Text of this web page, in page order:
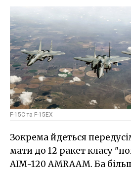
F-15C та F-15EX
Зокрема йдеться
мати до 12 ракет класу
AIM-120 AMRAAM. Ба